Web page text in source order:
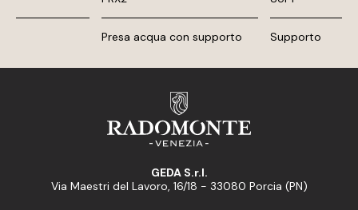
Presa acqua con supporto Supporto
GEDA S.r.l.
Via Maestri del Lavoro, 16/18 - 33080 Porcia (PN)